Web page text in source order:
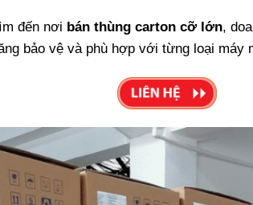
đến nơi bán thùng carton cỡ lớn,
bảo vệ và phù hợp với từng loại máy